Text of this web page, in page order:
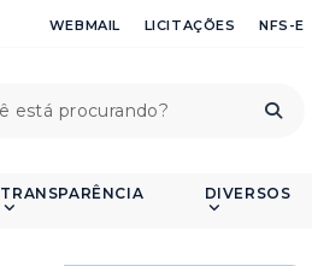
WEBMAIL LICITAÇÕES NFS-E
TRANSPARÊNCIA DIVERSOS